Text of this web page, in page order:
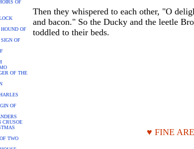
OF
OF
OF
OF THE
OF
CRUSOE
TWO
Then they whispered to each other, "O
and bacon." So the Ducky and the leetle
toddled to their beds.
♥ FINE